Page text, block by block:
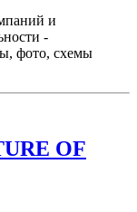
и
-
фото, схемы
OF